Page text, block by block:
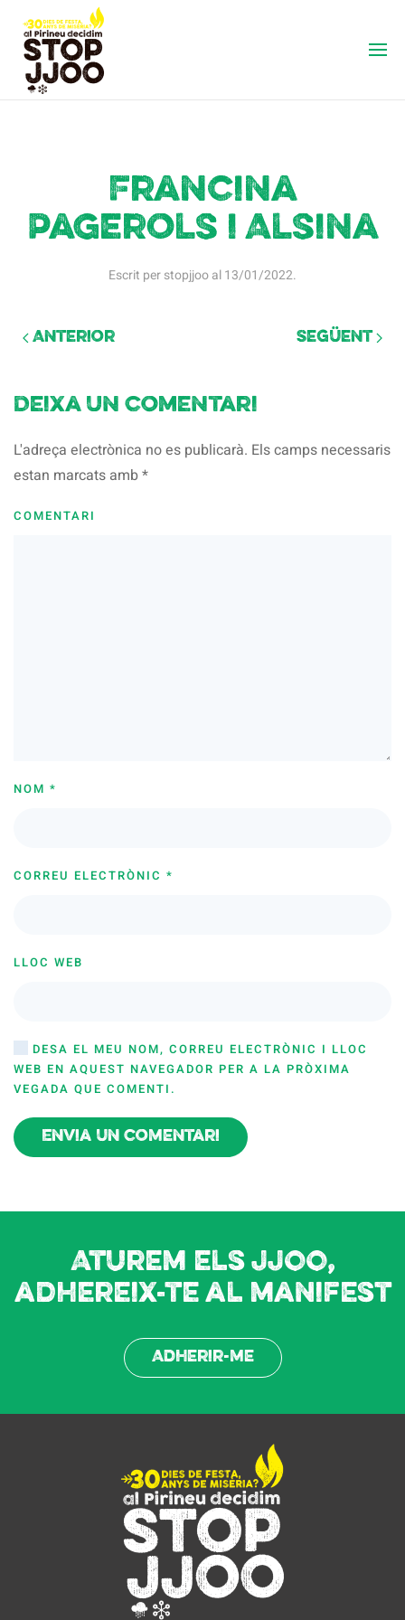
Francina
Pagerols i Alsina
Escrit perstopjjooal13/01/2022.
Anterior Següent
Deixa un comentari
L'adreça electrònica no es publicarà. Els camps necessaris
estan marcats amb*
COMENTARI
NOM *
CORREU ELECTRÒNIC *
LLOC WEB
DESA EL MEU NOM, CORREU ELECTRÒNIC I LLOC
WEB EN AQUEST NAVEGADOR PER A LA PRÒXIMA
VEGADA QUE COMENTI.
Envia un comentari
Aturem els JJOO,
adhereix-te al manifest
Adherir-me